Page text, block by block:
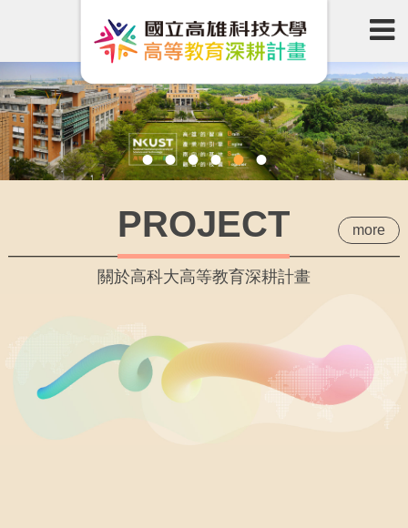
• • • • • •
PROJECT
關於高科大高等教育深耕計畫
more